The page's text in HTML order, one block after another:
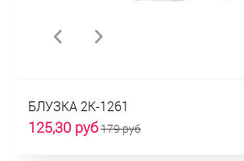
БЛУЗКА 2К-1261
125,30 руб179 руб